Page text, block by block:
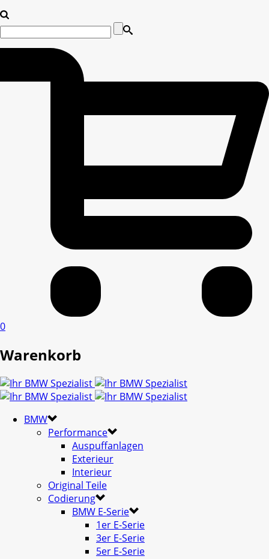
0
Warenkorb
BMW
Performance
Auspuffanlagen
Exterieur
Interieur
Original Teile
Codierung
BMW E-Serie
1er E-Serie
3er E-Serie
5er E-Serie